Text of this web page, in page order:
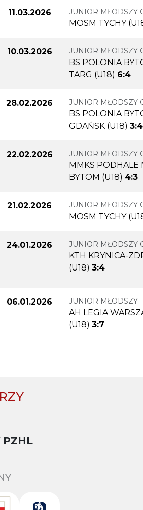
11.03.2026 JUNIOR MŁODSZY
MOSM TYCHY
10.03.2026 JUNIOR MŁODSZY
BS POLONIA
TARG (U18) 6:4
28.02.2026 JUNIOR MŁODSZY
BS POLONIA
GDAŃSK (U18) 3:4
22.02.2026 JUNIOR MŁODSZY
MMKS PODHALE
BYTOM (U18) 4:3
21.02.2026 JUNIOR MŁODSZY
MOSM TYCHY
24.01.2026 JUNIOR MŁODSZY
KTH KRYNICA-
(U18) 3:4
06.01.2026 JUNIOR MŁODSZY
AH LEGIA
(U18) 3:7
PZHL